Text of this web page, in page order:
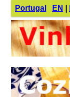
Portugal EN